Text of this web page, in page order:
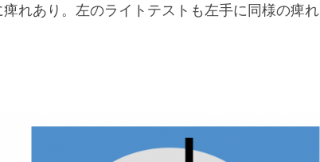
れあり。左のライトテストも左手に同様の痺れ